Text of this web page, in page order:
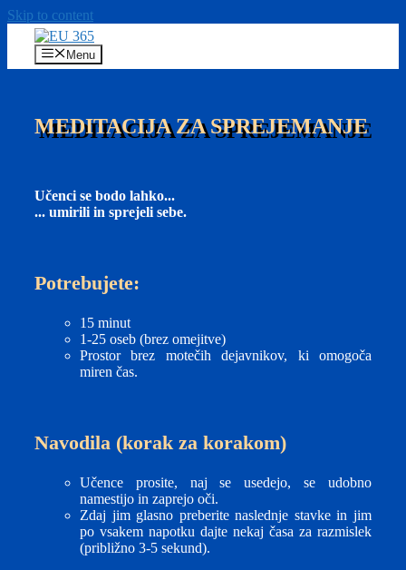
Skip to content
Menu
MEDITACIJA ZA SPREJEMANJE
Učenci se bodo lahko...
... umirili in sprejeli sebe.
Potrebujete:
15 minut
1-25 oseb (brez omejitve)
Prostor brez motečih dejavnikov, ki omogoča
miren čas.
Navodila (korak za korakom)
Učence prosite, naj se usedejo, se udobno
namestijo in zaprejo oči.
Zdaj jim glasno preberite naslednje stavke in jim
po vsakem napotku dajte nekaj časa za razmislek
(približno 3-5 sekund).